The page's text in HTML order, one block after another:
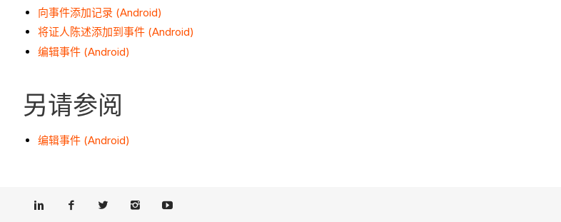
向事件添加记录 (Android)
将证人陈述添加到事件 (Android)
编辑事件 (Android)
另请参阅
编辑事件 (Android)